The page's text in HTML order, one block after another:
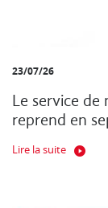
23/07/26
Le service de
reprend en
Lire la suite